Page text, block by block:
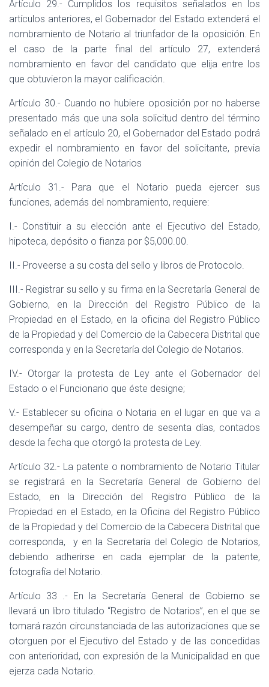
Artículo 29.- Cumplidos los requisitos señalados en los
artículos anteriores, el Gobernador del Estado extenderá el
nombramiento de Notario al triunfador de la oposición. En
el caso de la parte final del artículo 27, extenderá
nombramiento en favor del candidato que elija entre los
que obtuvieron la mayor calificación.
Artículo 30.- Cuando no hubiere oposición por no haberse
presentado más que una sola solicitud dentro del término
señalado en el artículo 20, el Gobernador del Estado podrá
expedir el nombramiento en favor del solicitante, previa
opinión del Colegio de Notarios
Artículo 31.- Para que el Notario pueda ejercer sus
funciones, además del nombramiento, requiere:
I.- Constituir a su elección ante el Ejecutivo del Estado,
hipoteca, depósito o fianza por $5,000.00.
II.- Proveerse a su costa del sello y libros de Protocolo.
III.- Registrar su sello y su firma en la Secretaría General de
Gobierno, en la Dirección del Registro Público de la
Propiedad en el Estado, en la oficina del Registro Público
de la Propiedad y del Comercio de la Cabecera Distrital que
corresponda y en la Secretaría del Colegio de Notarios.
IV.- Otorgar la protesta de Ley ante el Gobernador del
Estado o el Funcionario que éste designe;
V.- Establecer su oficina o Notaria en el lugar en que va a
desempeñar su cargo, dentro de sesenta días, contados
desde la fecha que otorgó la protesta de Ley.
Artículo 32.- La patente o nombramiento de Notario Titular
se registrará en la Secretaría General de Gobierno del
Estado, en la Dirección del Registro Público de la
Propiedad en el Estado, en la Oficina del Registro Público
de la Propiedad y del Comercio de la Cabecera Distrital que
corresponda,
y en la Secretaría del Colegio de Notarios,
debiendo adherirse en cada ejemplar de la patente,
fotografía del Notario.
Artículo 33 .- En la Secretaría General de Gobierno se
llevará un libro titulado “Registro de Notarios”, en el que se
tomará razón circunstanciada de las autorizaciones que se
otorguen por el Ejecutivo del Estado y de las concedidas
con anterioridad, con expresión de la Municipalidad en que
ejerza cada Notario.